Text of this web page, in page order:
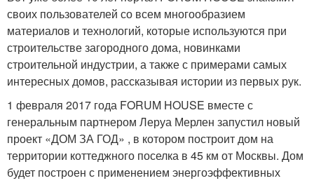
своих пользователей со всем многообразием
материалов и технологий, которые используются при
строительстве загородного дома, новинками
строительной индустрии, а также с примерами самых
интересных домов, рассказывая истории из первых рук.
1 февраля 2017 года FORUM HOUSE вместе с
генеральным партнером Леруа Мерлен запустил новый
проект «ДОМ ЗА ГОД» , в котором построит дом на
территории коттеджного поселка в 45 км от Москвы. Дом
будет построен с применением энергоэффективных